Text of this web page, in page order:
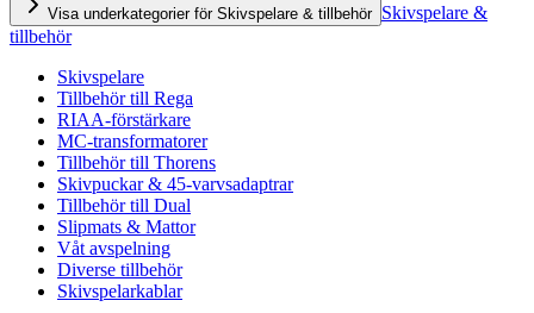
Visa underkategorier för Skivspelare & tillbehör Skivspelare &
tillbehör
Skivspelare
Tillbehör till Rega
RIAA-förstärkare
MC-transformatorer
Tillbehör till Thorens
Skivpuckar & 45-varvsadaptrar
Tillbehör till Dual
Slipmats & Mattor
Våt avspelning
Diverse tillbehör
Skivspelarkablar